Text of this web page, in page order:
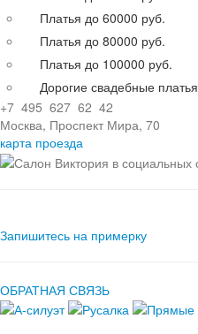
Платья до 60000 руб.
Платья до 80000 руб.
Платья до 100000 руб.
Дорогие свадебные платья
+7 495 627 62 42
Москва, Проспект Мира, 70
карта проезда
Запишитесь на примерку
ОБРАТНАЯ СВЯЗЬ